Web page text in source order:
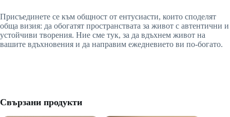
Присъединете се към общност от ентусиасти, които споделят
обща визия: да обогатят пространствата за живот с автентични и
устойчиви творения. Ние сме тук, за да вдъхнем живот на
вашите вдъхновения и да направим ежедневието ви по-богато.
Свързани продукти